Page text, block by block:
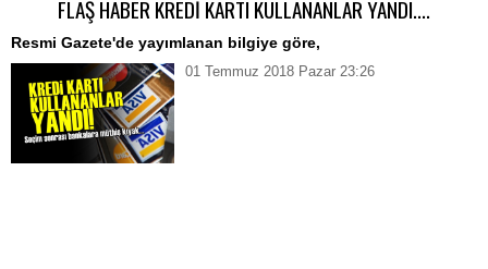
FLAŞ HABER KREDİ KARTI KULLANANLAR YANDI....
Resmi Gazete'de yayımlanan bilgiye göre,
01 Temmuz 2018 Pazar 23:26